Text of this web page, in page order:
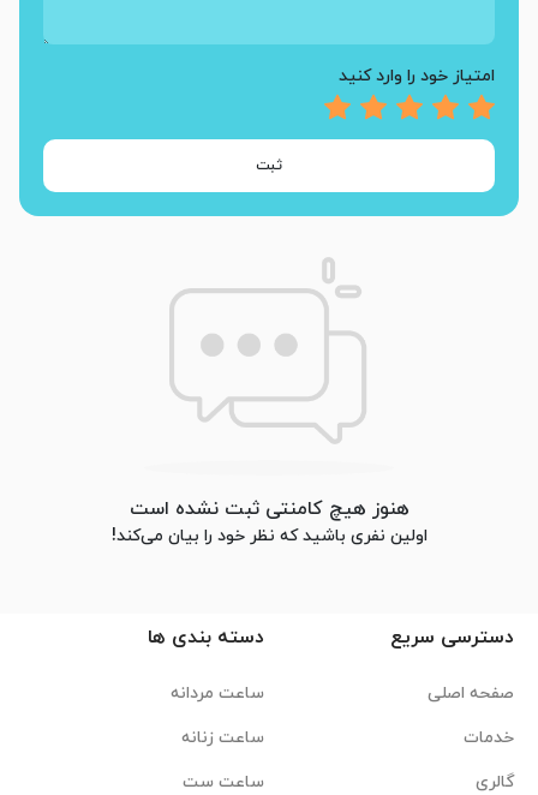
امتیاز خود را وارد کنید
ثبت
هنوز هیچ کامنتی ثبت نشده است
اولین نفری باشید که نظر خود را بیان می‌کند!
دسترسی سریع
صفحه اصلی
خدمات
گالری
دسته بندی ها
ساعت مردانه
ساعت زنانه
ساعت ست